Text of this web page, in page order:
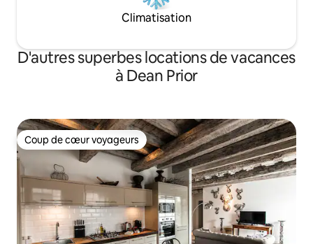
Climatisation
D'autres superbes locations de vacances
à Dean Prior
Coup de cœur voyageurs
Coup de cœur voyageurs